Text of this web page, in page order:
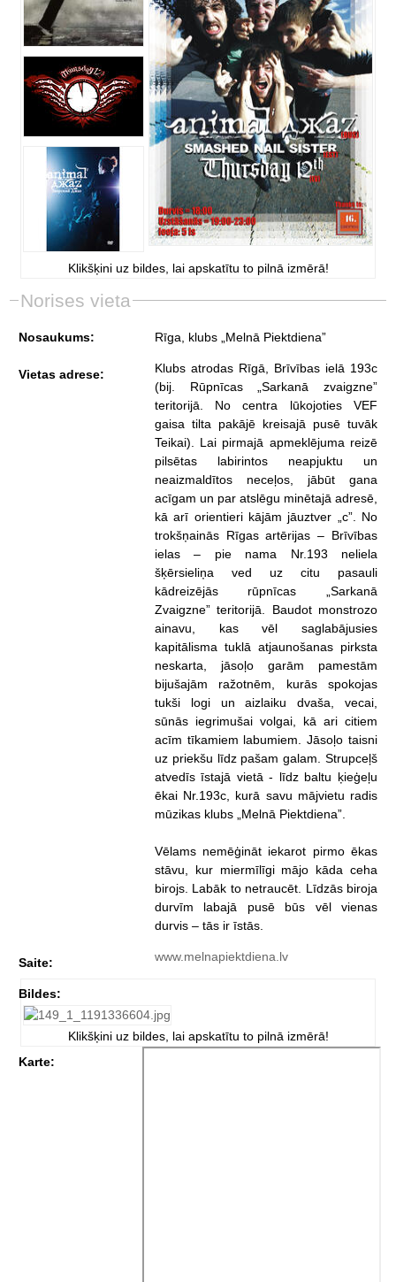
Klikšķini uz bildes, lai apskatītu to pilnā izmērā!
Norises vieta
Nosaukums: Rīga, klubs „Melnā Piektdiena”
Vietas adrese:
Klubs atrodas Rīgā, Brīvības ielā 193c
(bij. Rūpnīcas „Sarkanā zvaigzne”
teritorijā. No centra lūkojoties VEF
gaisa tilta pakājē kreisajā pusē tuvāk
Teikai). Lai pirmajā apmeklējuma reizē
pilsētas labirintos neapjuktu un
neaizmaldītos neceļos, jābūt gana
acīgam un par atslēgu minētajā adresē,
kā arī orientieri kājām jāuztver „c”. No
trokšņainās Rīgas artērijas – Brīvības
ielas – pie nama Nr.193 neliela
šķērsieliņa ved uz citu pasauli
kādreizējās rūpnīcas „Sarkanā
Zvaigzne” teritorijā. Baudot monstrozo
ainavu, kas vēl saglabājusies
kapitālisma tuklā atjaunošanas pirksta
neskarta, jāsoļo garām pamestām
bijušajām ražotnēm, kurās spokojas
tukši logi un aizlaiku dvaša, vecai,
sūnās iegrimušai volgai, kā ari citiem
acīm tīkamiem labumiem. Jāsoļo taisni
uz priekšu līdz pašam galam. Strupceļš
atvedīs īstajā vietā - līdz baltu ķieģeļu
ēkai Nr.193c, kurā savu mājvietu radis
mūzikas klubs „Melnā Piektdiena”.
Vēlams nemēģināt iekarot pirmo ēkas
stāvu, kur miermīlīgi mājo kāda ceha
birojs. Labāk to netraucēt. Līdzās biroja
durvīm labajā pusē būs vēl vienas
durvis – tās ir īstās.
Saite: www.melnapiektdiena.lv
Bildes:
Klikšķini uz bildes, lai apskatītu to pilnā izmērā!
Karte: